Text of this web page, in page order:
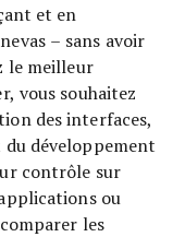
et en
– sans avoir
le meilleur
vous souhaitez
des interfaces,
développement
contrôle sur
ou
les